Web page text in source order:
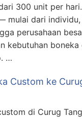
300 unit per
mulai dari individu,
perusahaan
kebutuhan
…
Custom ke
di Curug